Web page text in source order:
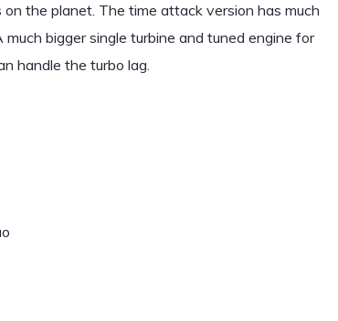
the planet. The time attack version has much
bigger single turbine and tuned engine for
handle the turbo lag.